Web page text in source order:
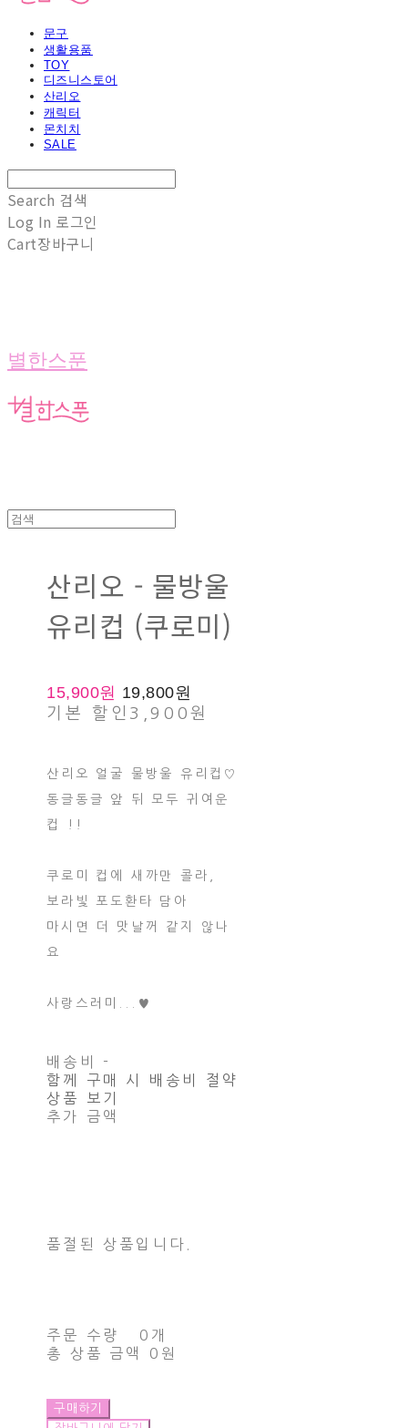
문구
생활용품
TOY
디즈니스토어
산리오
캐릭터
몬치치
SALE
Search 검색
Log In 로그인
Cart장바구니
별한스푼
산리오 - 물방울
유리컵 (쿠로미)
15,900원 19,800원
기본 할인 3,900원
산리오 얼굴 물방울 유리컵♡
동글동글 앞 뒤 모두 귀여운
컵 !!
쿠로미 컵에 새까만 콜라,
보라빛 포도환타 담아
마시면 더 맛날꺼 같지 않나
요
사랑스러미...♥
배송비 -
함께 구매 시 배송비 절약
상품 보기
추가 금액
품절된 상품입니다.
주문 수량
0개
총 상품 금액
0원
구매하기